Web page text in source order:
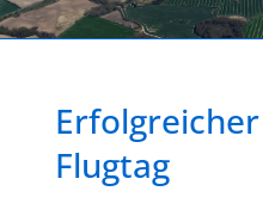
Flugtag